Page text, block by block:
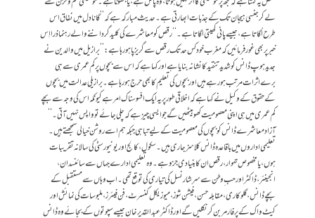
لے کر جنسی ہیجان تک کے جذبات ابھارتی ہے۔ حدیث مبارکہ ہے کہ’’ گانا دل میں نفاق اس
طرح اُگاتا ہے، جیسے پانی کھیتی اگاتا ہے۔‘‘ رقص کو معاشرے کی کلیدگرداننے والے رہنما ذرا اِس
خبر پر بھی غور فرمائیں کہ مغرب خود کس حد تک رقص سے گریز پا ہو رہا ہے: ’’برازیل میں والدین نے
جدید ہوپ ڈانس کو شدید تنقید کا نشانہ بنایا ہے اور کہا ہے کہ اس سے بچوں پر کم عمری سے ہی
برے اثرات مرتب ہو رہے ہیں اور بچوں کی تعلیم کا بھی حرج ہو رہا ہے۔ برازیلی عدالت میں بچوں
کے حقوق کے وکیل نے کہا ہے کہ اخلاقی طور پر یہ ایک افسوسناک امر ہے کیونکہ اس کی وجہ سے بچے
کم عمری میں ہی اپنی معصومیت کھو بیٹھیں گے جو ایسی چیز ہے کہ چلی جائے تو واپس نہیں آتی۔‘‘
آزاد معاشرے ڈانس کو بچوں کی معصومیت کے لیے تباہی جبکہ ہم اسے روشن خیالی سمجھتے ہیں۔
تعلیمی اداروں میں باقاعدہ ڈانس کلاسز جاری ہیں۔ سکول، کالج اور یونیورسٹی کی سالانہ تقریبات
ہوں، یا مخصوص تہوار، رقص ان کا بنیادی جزو ہے۔ وہ تعلیمی ادارے جہاں سے سائنسدان،
انجینئر، ڈاکٹر اور حب ِوطن سے سرشار نسل کی تیاری کی توقع تھی۔ اب وہاں سے مستقبل کے
بچے ڈانس،گلوکاری، مقابلہ حسن، فیشن شوز، میوزیکل کنسرٹ، فن فیئرز، ملبوسات کی نمائش اور
کیٹ واک کے پرفارمر بن کر نکلیں گے اور ڈاکٹر عبد القدیر خان جیسے سپوتوں کے بجائے وہ ڈانس